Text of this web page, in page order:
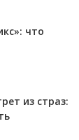
что
из страз: